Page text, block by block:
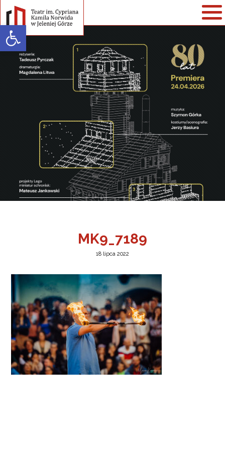
Open toolbar
w Jeleniej Górze
MK9_7189
18 lipca 2022